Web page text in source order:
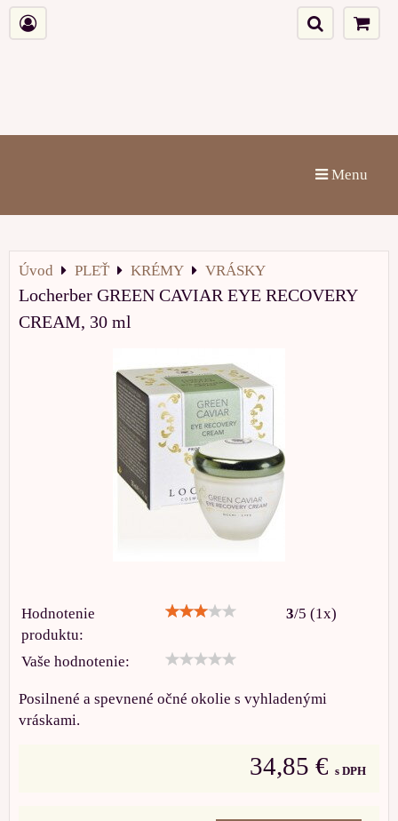
Menu
Úvod PLEŤ KRÉMY VRÁSKY
Locherber GREEN CAVIAR EYE RECOVERY
CREAM, 30 ml
Hodnotenie
produktu:
3/5 (1x)
Vaše hodnotenie:
Posilnené a spevnené očné okolie s vyhladenými
vráskami.
34,85 € s DPH